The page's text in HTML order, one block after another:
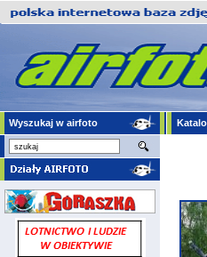
Wyszukaj w airfoto